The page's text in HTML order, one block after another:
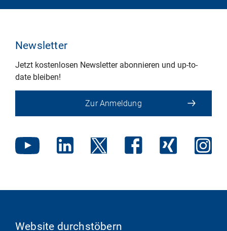
Newsletter
Jetzt kostenlosen Newsletter abonnieren und up-to-
date bleiben!
Zur Anmeldung
Website durchstöbern